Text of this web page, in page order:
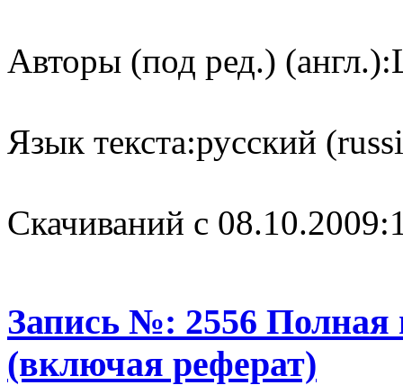
Авторы (под ред.) (англ.):
Язык текста:русский
Cкачиваний с 08.10.2009:
Запись №: 2556 Полная
(включая реферат)